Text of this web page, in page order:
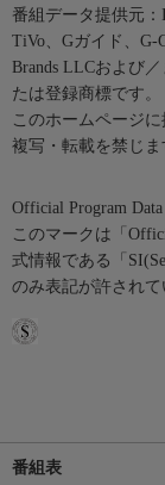
番組データ提供元：
TiVo、Gガイド、G-
Brands LLCおよび
たは登録商標です。
このホームページ
複写・転載を禁じま
Official Program
このマークは「
式情報である「
のみ表記が許されて
番組表